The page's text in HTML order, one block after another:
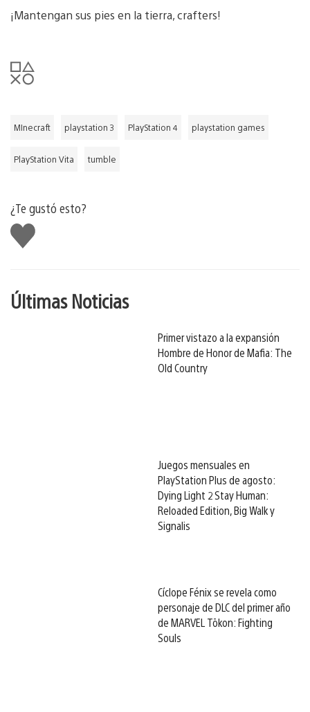
¡Mantengan sus pies en la tierra, crafters!
MInecraft playstation 3 PlayStation 4 playstation games
PlayStation Vita tumble
¿Te gustó esto?
Me
gusta
Últimas Noticias
Primer vistazo a la expansión
Hombre de Honor de Mafia: The
Old Country
Juegos mensuales en
PlayStation Plus de agosto:
Dying Light 2 Stay Human:
Reloaded Edition, Big Walk y
Signalis
Cíclope Fénix se revela como
personaje de DLC del primer año
de MARVEL Tōkon: Fighting
Souls